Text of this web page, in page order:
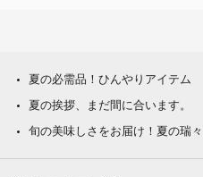
夏の必需品！ひんやりアイテム
夏の挨拶、まだ間に合います。
旬の美味しさをお届け！夏の瑞